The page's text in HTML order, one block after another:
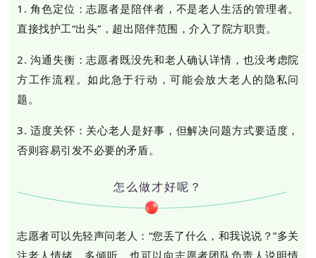
1. 角色定位：志愿者是陪伴者，不是老人生活的管理者。
直接找护工“出头”，超出陪伴范围，介入了院方职责。
2. 沟通失衡：志愿者既没先和老人确认详情，也没考虑院
方工作流程。如此急于行动，可能会放大老人的隐私问
题。
3. 适度关怀： 关心老人是好事，但解决问题方式要适度，
否则容易引发不必要的矛盾。
怎么做才好呢？
志愿者可以先轻声问老人：“您丢了什么，和我说说？”多关
注老人情绪，多倾听。也可以向志愿者团队负责人说明情